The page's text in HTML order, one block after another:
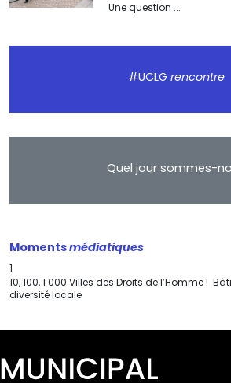
Une question ...
#UCLG rencontre
Quel jour sommes-
Momentsmédiatiques
1
10, 100, 1 000 Villes des Droits de l’Homme !
diversité locale